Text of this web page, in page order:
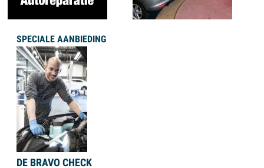
SPECIALE AANBIEDING
DE BRAVO CHECK